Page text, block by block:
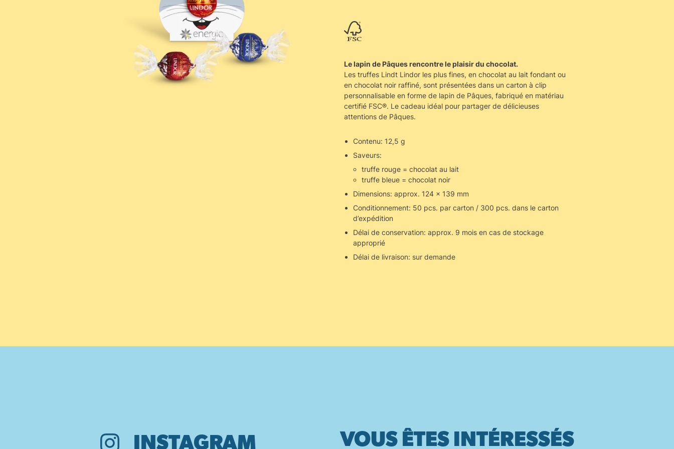
Le lapin de Pâques rencontre le plaisir du chocolat.
Les truffes Lindt Lindor les plus fines, en chocolat au lait fondant ou
en chocolat noir raffiné, sont présentées dans un carton à clip
personnalisable en forme de lapin de Pâques, fabriqué en matériau
certifié FSC®. Le cadeau idéal pour partager de délicieuses
attentions de Pâques.
Contenu: 12,5 g
Saveurs:
truffe rouge = chocolat au lait
truffe bleue = chocolat noir
Dimensions: approx. 124 x 139 mm
Conditionnement: 50 pcs. par carton / 300 pcs. dans le carton
d’expédition
Délai de conservation: approx. 9 mois en cas de stockage
approprié
Délai de livraison: sur demande
VOUS ÊTES INTÉRESSÉS
INSTAGRAM